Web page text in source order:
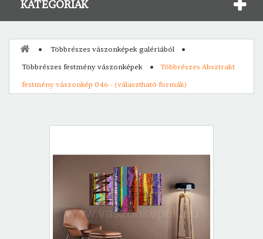
KATEGÓRIÁK
Többrészes vászonképek galériából
Többrészes festmény vászonképek
Többrészes Absztrakt
festmény vászonkép 046 - (választható formák)